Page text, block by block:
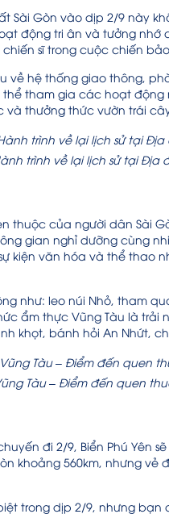
Sài Gòn vào dịp 2/9 này
động tri ân và tưởng nhớ
sĩ trong cuộc chiến
về hệ thống giao thông,
tham gia các hoạt động
và thưởng thức vườn trái
trình về lại lịch sử tại Địa
thuộc của người dân Sài
gian nghỉ dưỡng cùng
kiện văn hóa và thể thao
như: leo núi Nhỏ, tham
ẩm thực Vũng Tàu là
khọt, bánh hỏi An Nhứt,
Tàu – Điểm đến quen
đi 2/9, Biển Phú Yên
khoảng 560km, nhưng
trong dịp 2/9, nhưng